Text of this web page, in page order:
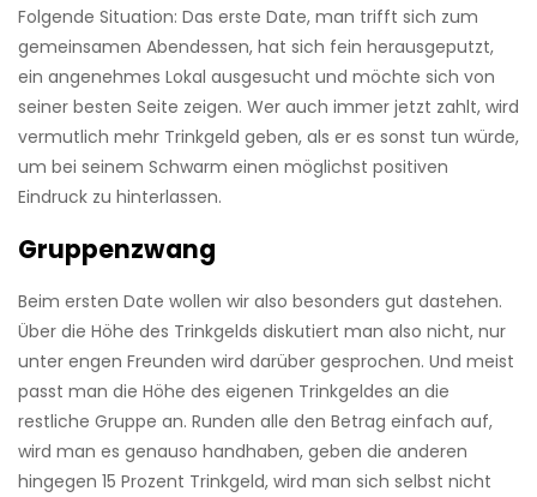
Folgende Situation: Das erste Date, man trifft sich zum
gemeinsamen Abendessen, hat sich fein herausgeputzt,
ein angenehmes Lokal ausgesucht und möchte sich von
seiner besten Seite zeigen. Wer auch immer jetzt zahlt, wird
vermutlich mehr Trinkgeld geben, als er es sonst tun würde,
um bei seinem Schwarm einen möglichst positiven
Eindruck zu hinterlassen.
Gruppenzwang
Beim ersten Date wollen wir also besonders gut dastehen.
Über die Höhe des Trinkgelds diskutiert man also nicht, nur
unter engen Freunden wird darüber gesprochen. Und meist
passt man die Höhe des eigenen Trinkgeldes an die
restliche Gruppe an. Runden alle den Betrag einfach auf,
wird man es genauso handhaben, geben die anderen
hingegen 15 Prozent Trinkgeld, wird man sich selbst nicht